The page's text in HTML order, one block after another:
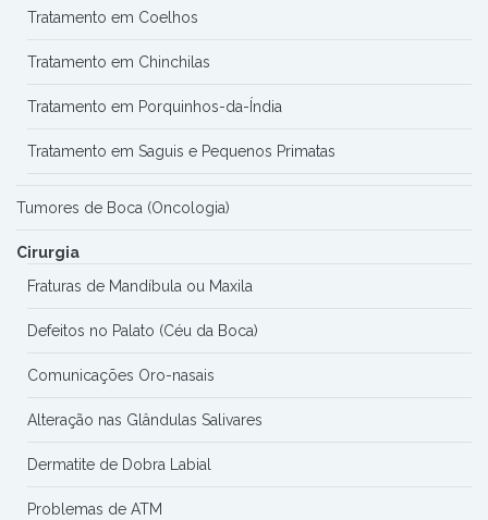
Tratamento em Coelhos
Tratamento em Chinchilas
Tratamento em Porquinhos-da-Índia
Tratamento em Saguis e Pequenos Primatas
Tumores de Boca (Oncologia)
Cirurgia
Fraturas de Mandíbula ou Maxila
Defeitos no Palato (Céu da Boca)
Comunicações Oro-nasais
Alteração nas Glândulas Salivares
Dermatite de Dobra Labial
Problemas de ATM